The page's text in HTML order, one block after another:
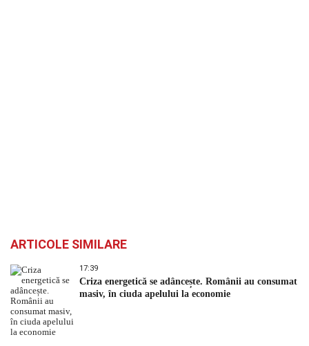
ARTICOLE SIMILARE
17:39
Criza energetică se adâncește. Românii au consumat
masiv, în ciuda apelului la economie